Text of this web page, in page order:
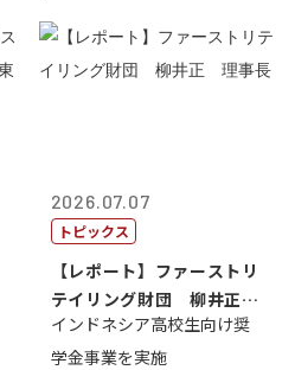
2026.07.07
トピックス
【レポート】ファーストリ
テイリング財団 柳井正
理事長
インドネシア高校生向け奨
学金事業を実施